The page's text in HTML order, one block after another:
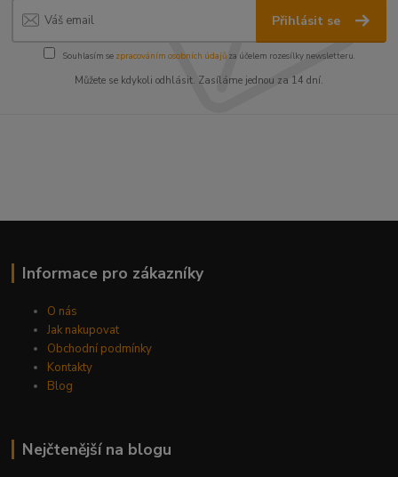
Přihlásit se
Souhlasím se zpracováním osobních údajůza účelem rozesílky newsletteru.
Můžete se kdykoli odhlásit. Zasíláme jednou za 14 dní.
Informace pro zákazníky
O nás
Jak nakupovat
Obchodní podmínky
Kontakty
Blog
Nejčtenější na blogu